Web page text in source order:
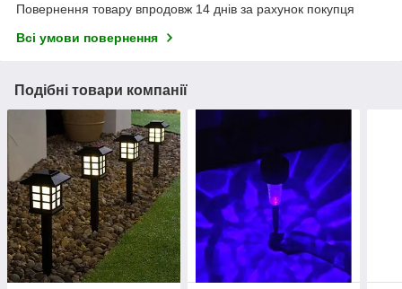
Повернення товару впродовж 14 днів за рахунок покупця
Всі умови повернення
Подібні товари компанії